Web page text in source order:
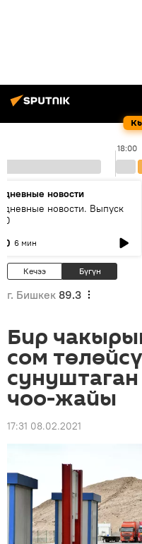
18:00
новости
новости. Выпуск
6 мин
Кечээ Бүгүн
г. Бишкек 89.3
Бир
сом
чоо-жайы
17:31 08.02.2021